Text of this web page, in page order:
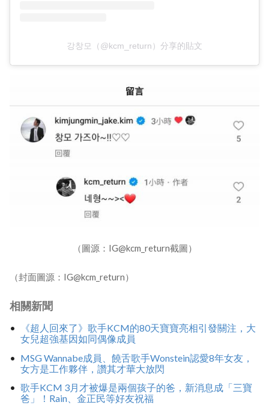
강창모（@kcm_return）分享的貼文
（圖源：IG@kcm_return截圖）
（封面圖源：IG@kcm_return）
相關新聞
《超人回來了》歌手KCM的80天寶寶亮相引發關注，大
女兒超強基因如同偶像成員
MSG Wannabe成員、饒舌歌手Wonstein認愛8年女友，
女方是工作夥伴，讚其才華大放閃
歌手KCM 3月才被爆是兩個孩子的爸，新消息成「三寶
爸」！Rain、金正民等好友祝福